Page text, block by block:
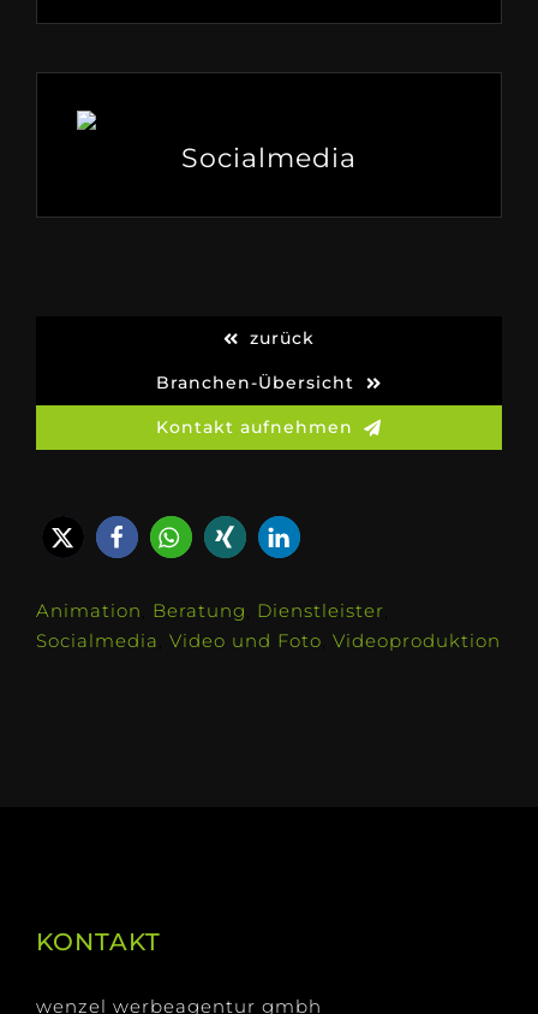
Socialmedia
zurück
Branchen-Übersicht
Kontakt aufnehmen
Animation Beratung Dienstleister
Socialmedia Video und Foto Videoproduktion
KONTAKT
wenzel werbeagentur gmbh